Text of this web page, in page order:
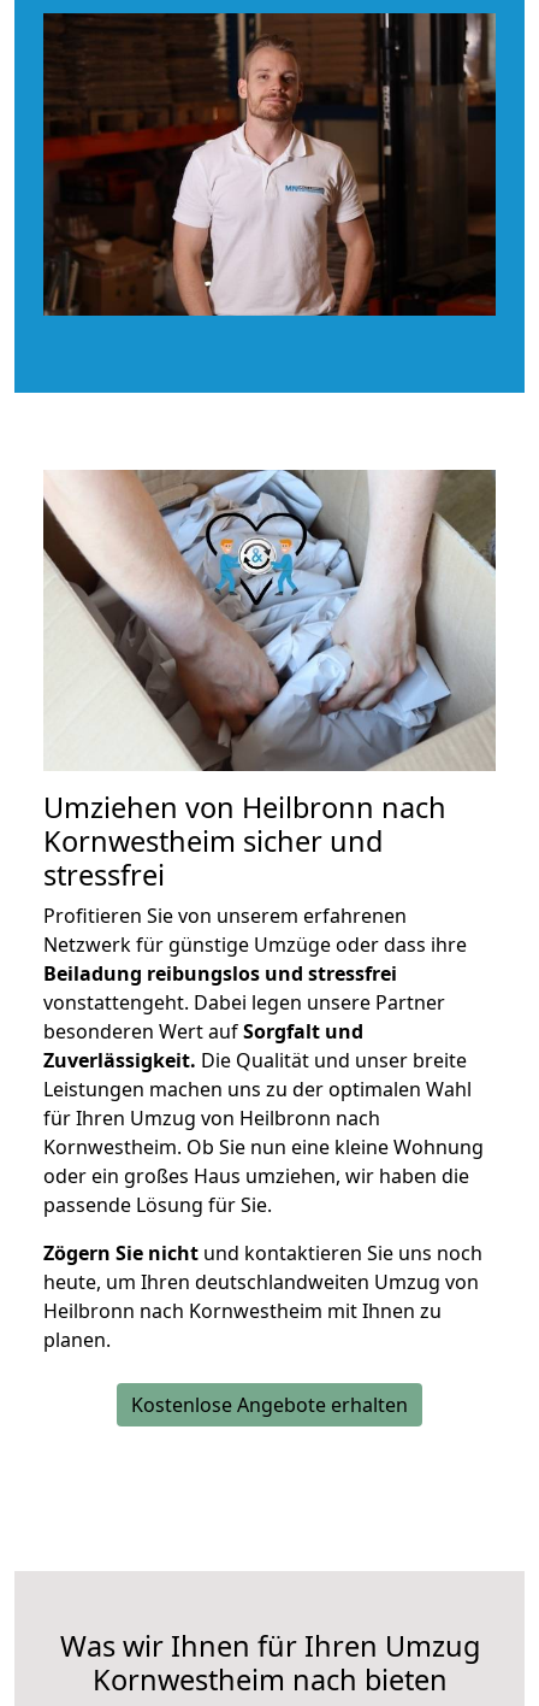
Umziehen von Heilbronn nach
Kornwestheim sicher und
stressfrei
Profitieren Sie von unserem erfahrenen
Netzwerk für günstige Umzüge oder dass ihre
Beiladung reibungslos und stressfrei
vonstattengeht. Dabei legen unsere Partner
besonderen Wert aufSorgfalt und
Zuverlässigkeit. Die Qualität und unser breite
Leistungen machen uns zu der optimalen Wahl
für Ihren Umzug von Heilbronn nach
Kornwestheim. Ob Sie nun eine kleine Wohnung
oder ein großes Haus umziehen, wir haben die
passende Lösung für Sie.
Zögern Sie nicht und kontaktieren Sie uns noch
heute, um Ihren deutschlandweiten Umzug von
Heilbronn nach Kornwestheim mit Ihnen zu
planen.
Kostenlose Angebote erhalten
Was wir Ihnen für Ihren Umzug
Kornwestheim nach bieten